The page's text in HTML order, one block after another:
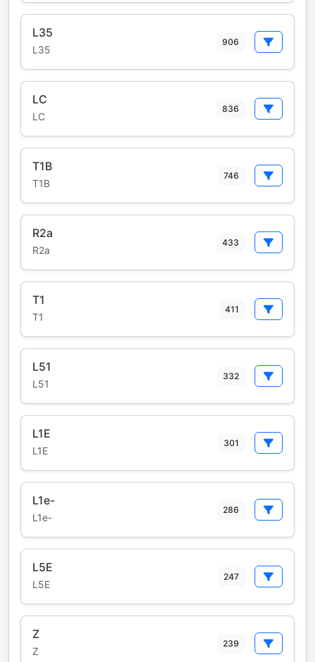
L35
L35
906
LC
LC
836
T1B
T1B
746
R2a
R2a
433
T1
T1
411
L51
L51
332
L1E
L1E
301
L1e-
L1e-
286
L5E
L5E
247
Z
Z
239